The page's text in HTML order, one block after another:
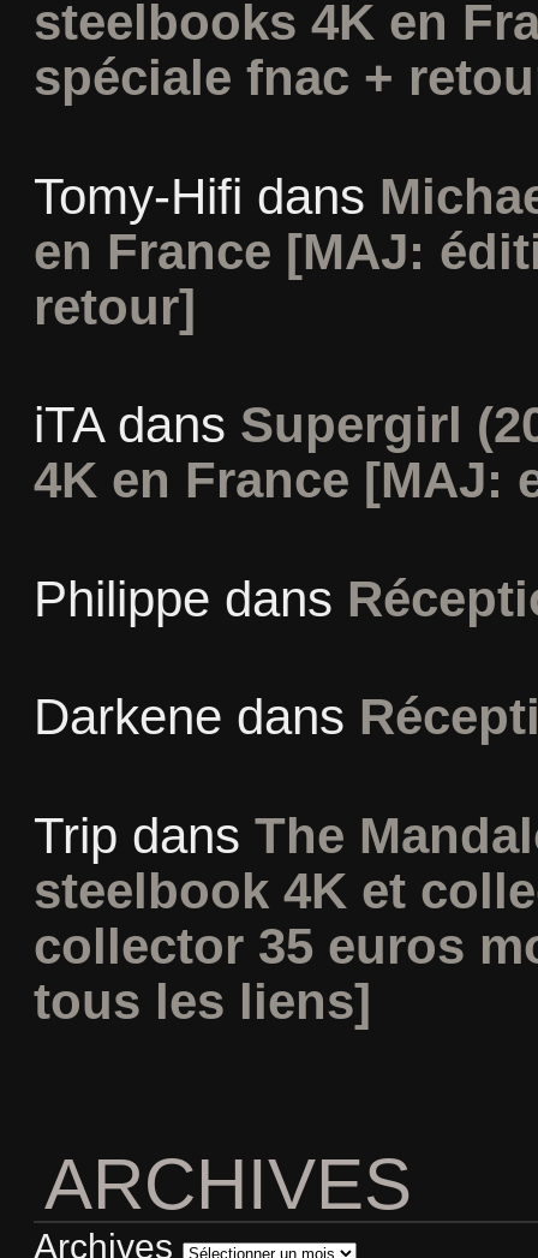
steelbooks 4K en
spéciale fnac +
Tomy-Hifi dans
en France [MAJ:
retour]
iTAdans Supergirl
4K en France [MAJ:
Philippe dans
Darkene dans
Trip dans The
steelbook 4K et
collector 35 euros
tous les liens]
ARCHIVES
Archives